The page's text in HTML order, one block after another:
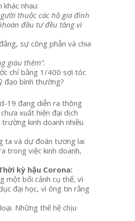
nhau:
thuộc các hộ gia đình
đầu tư đều tăng vì
sự công phẫn và chia
giàu thêm”.
chỉ bằng 1/400 sợi tóc
đạo bình thường?
19 đang diễn ra thông
xuất hiện đại dịch
kinh doanh nhiều
ta và dự đoán tương lai
trong việc kinh doanh,
kỳ hậu Corona:
một bối cảnh cụ thể, vì
đại học, vì ông tin rằng
Những thế hệ chịu